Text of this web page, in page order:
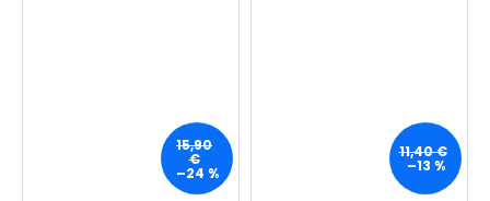
15,90
€
–24 %
11,40 €
–13 %